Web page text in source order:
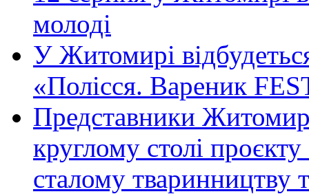
молоді
У Житомирі
«Полісся. Вареник
Представники
круглому столі
сталому тваринництву